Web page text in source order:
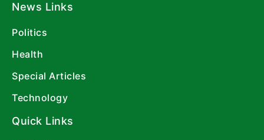
News Links
Politics
Health
Special Articles
Technology
Quick Links